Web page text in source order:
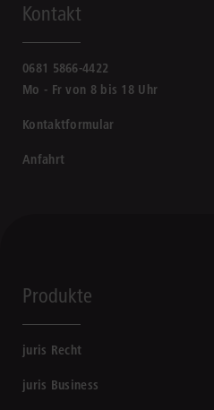
Kontakt
0681 5866-4422
Mo - Fr von 8 bis 18 Uhr
Kontaktformular
Anfahrt
Produkte
juris Recht
juris Business